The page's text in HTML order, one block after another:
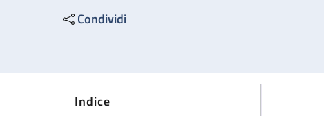
Condividi
Indice